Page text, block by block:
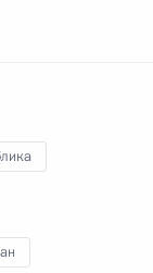
Президента